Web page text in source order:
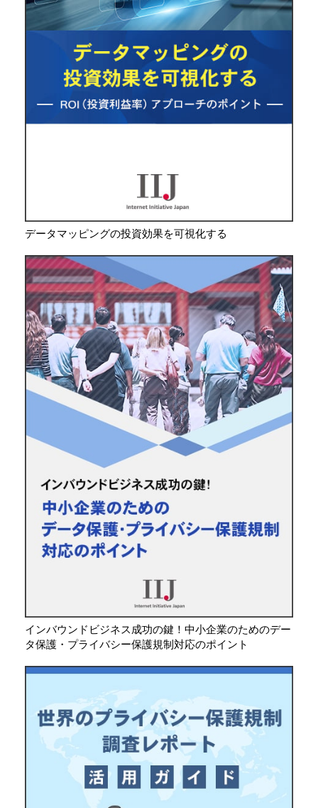
データマッピングの投資効果を可視化する
インバウンドビジネス成功の鍵！中小企業のためのデー
タ保護・プライバシー保護規制対応のポイント